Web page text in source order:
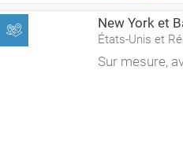
New York et
États-Unis et
Sur mesure,